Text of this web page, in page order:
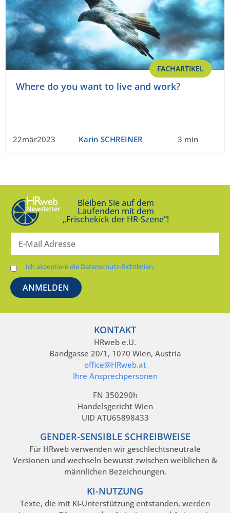
FACHARTIKEL
Where do you want to live and work?
22mär2023 Karin SCHREINER 3 min
Bleiben Sie auf dem
Laufenden mit dem
„Frischekick der HR-Szene“!
Ich akzeptiere die Datenschutz-Richtlinien.
KONTAKT
HRweb e.U.
Bandgasse 20/1, 1070 Wien, Austria
office@HRweb.at
Ihre Ansprechpersonen
FN 350290h
Handelsgericht Wien
UID ATU65898433
GENDER-SENSIBLE SCHREIBWEISE
Für HRweb verwenden wir geschlechtsneutrale
Versionen und wechseln bewusst zwischen weiblichen &
männlichen Bezeichnungen.
KI-NUTZUNG
Texte, die mit KI-Unterstützung entstanden, werden